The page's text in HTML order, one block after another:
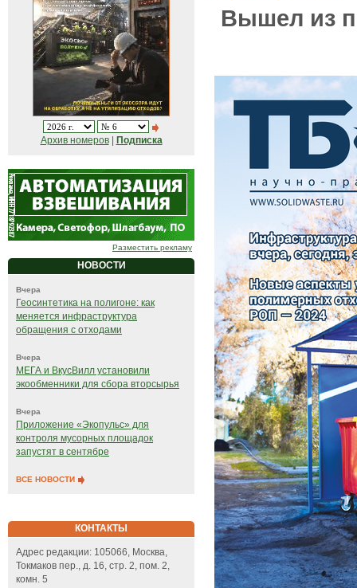
Архив номеров| Подписка
Разместить рекламу
НОВОСТИ
Вчера
Геосинтетика на полигоне: как
меняется инфраструктура
обращения с отходами
Вчера
МЕГА и ВкусВилл установили
экообменники для сбора вторсырья
Вчера
Приложение «Экопульс» для
контроля мусорных площадок
запустят в сентябре
ВСЕ НОВОСТИ
КОНТАКТЫ
Адрес редакции: 105066, Москва,
Токмаков пер., д. 16, стр. 2, пом. 2,
комн. 5
Вышел из